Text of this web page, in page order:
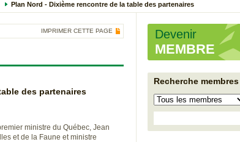
Plan Nord - Dixième rencontre de la table des partenaires
IMPRIMER CETTE PAGE
des partenaires
ministre du Québec, Jean
et de la Faune et ministre
Devenir
MEMBRE
Recherche membres